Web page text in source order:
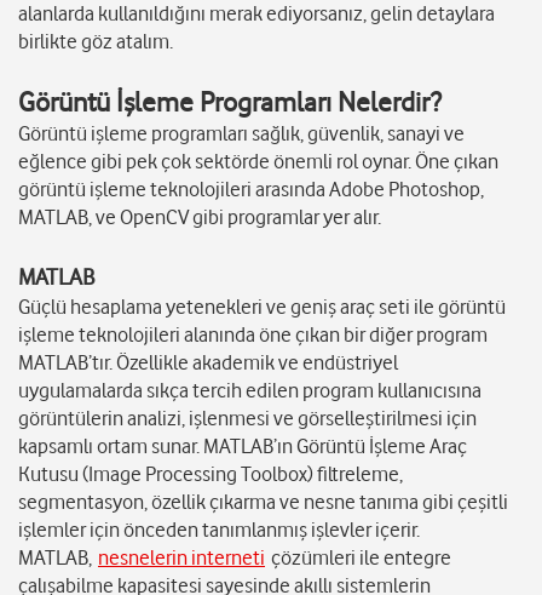
alanlarda kullanıldığını merak ediyorsanız, gelin detaylara
birlikte göz atalım.
Görüntü İşleme Programları Nelerdir?
Görüntü işleme programları sağlık, güvenlik, sanayi ve
eğlence gibi pek çok sektörde önemli rol oynar. Öne çıkan
görüntü işleme teknolojileri arasında Adobe Photoshop,
MATLAB, ve OpenCV gibi programlar yer alır.
MATLAB
Güçlü hesaplama yetenekleri ve geniş araç seti ile görüntü
işleme teknolojileri alanında öne çıkan bir diğer program
MATLAB’tır. Özellikle akademik ve endüstriyel
uygulamalarda sıkça tercih edilen program kullanıcısına
görüntülerin analizi, işlenmesi ve görselleştirilmesi için
kapsamlı ortam sunar. MATLAB’ın Görüntü İşleme Araç
Kutusu (Image Processing Toolbox) filtreleme,
segmentasyon, özellik çıkarma ve nesne tanıma gibi çeşitli
işlemler için önceden tanımlanmış işlevler içerir.
MATLAB, nesnelerin interneti çözümleri ile entegre
çalışabilme kapasitesi sayesinde akıllı sistemlerin